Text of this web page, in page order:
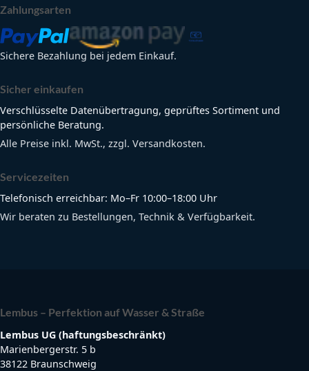
Zahlungsarten
Sichere Bezahlung bei jedem Einkauf.
Sicher einkaufen
Verschlüsselte Datenübertragung, geprüftes Sortiment und
persönliche Beratung.
Alle Preise inkl. MwSt., zzgl. Versandkosten.
Servicezeiten
Telefonisch erreichbar: Mo–Fr 10:00–18:00 Uhr
Wir beraten zu Bestellungen, Technik & Verfügbarkeit.
Lembus – Perfektion auf Wasser & Straße
Lembus UG (haftungsbeschränkt)
Marienbergerstr. 5 b
38122 Braunschweig